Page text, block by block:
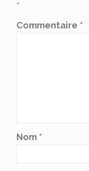
*
Commentaire *
Nom *